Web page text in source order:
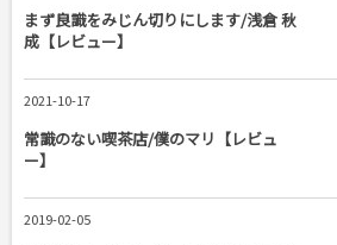
まず良識をみじん切りにします/浅倉 秋
成【レビュー】
2021-10-17
常識のない喫茶店/僕のマリ【レビュ
ー】
2019-02-05